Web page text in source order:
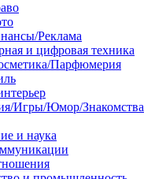
Реклама
и цифровая техника
Парфюмерия
Игры/Юмор/Знакомства
и наука